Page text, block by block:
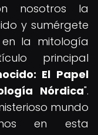
nosotros la
y sumérgete
la mitología
principal
El Papel
Nórdica".
mundo
en esta